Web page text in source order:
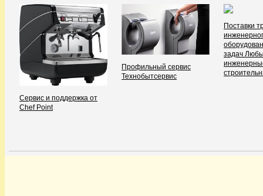
Сервис и поддержка от
Chef Point
Профильный сервис
Технобытсервис
Поставки
задач